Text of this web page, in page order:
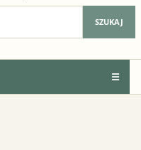
SZUKAJ
☰